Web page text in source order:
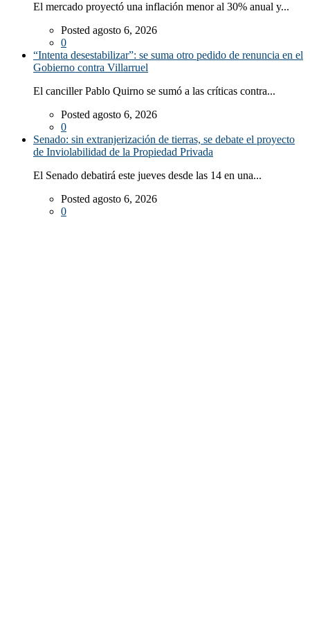
El mercado proyectó una inflación menor al 30% anual y...
Posted agosto 6, 2026
0
“Intenta desestabilizar”: se suma otro pedido de renuncia en el
Gobierno contra Villarruel
El canciller Pablo Quirno se sumó a las críticas contra...
Posted agosto 6, 2026
0
Senado: sin extranjerización de tierras, se debate el proyecto
de Inviolabilidad de la Propiedad Privada
El Senado debatirá este jueves desde las 14 en una...
Posted agosto 6, 2026
0